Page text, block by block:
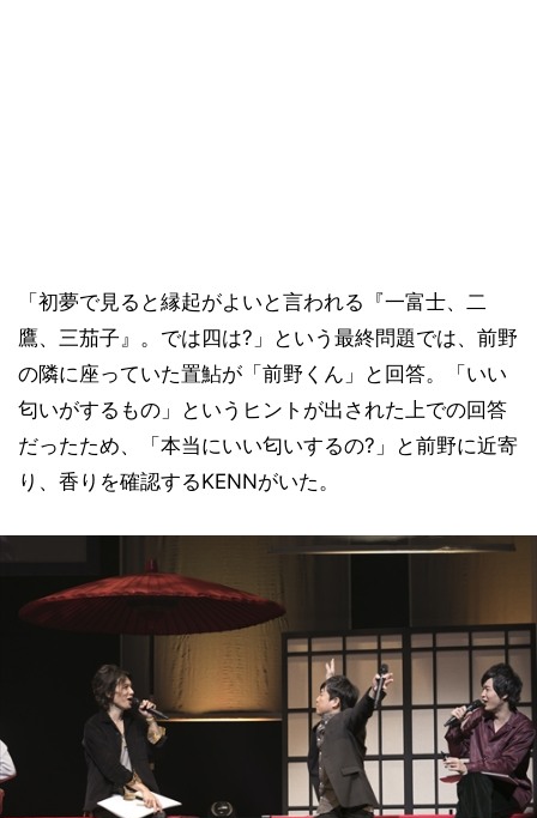
「初夢で見ると縁起がよいと言われる『一富士、二
鷹、三茄子』。では四は?」という最終問題では、前野
の隣に座っていた置鮎が「前野くん」と回答。「いい
匂いがするもの」というヒントが出された上での回答
だったため、「本当にいい匂いするの?」と前野に近寄
り、香りを確認するKENNがいた。